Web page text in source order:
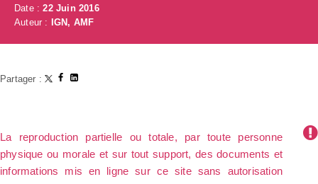
Date :22 Juin 2016
Auteur : IGN, AMF
Partager :
La reproduction partielle ou totale, par toute personne
physique ou morale et sur tout support, des documents et
informations mis en ligne sur ce site sans autorisation